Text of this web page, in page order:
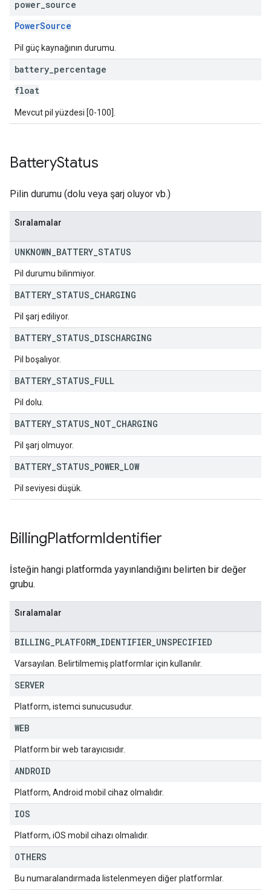
power source
PowerSource
Pil güç kaynağının durumu.
battery percentage
float
Mevcut pil yüzdesi [0-100].
BatteryStatus
Pilin durumu (dolu veya şarj oluyor vb.)
Sıralamalar
UNKNOWN BATTERY STATUS
Pil durumu bilinmiyor.
BATTERY STATUS CHARGING
Pil şarj ediliyor.
BATTERY STATUS DISCHARGING
Pil boşalıyor.
BATTERY STATUS FULL
Pil dolu.
BATTERY STATUS NOT CHARGING
Pil şarj olmuyor.
BATTERY STATUS POWER LOW
Pil seviyesi düşük.
BillingPlatformIdentifier
İsteğin hangi platformda yayınlandığını belirten bir değer
grubu.
Sıralamalar
BILLING PLATFORM IDENTIFIER UNSPECIFIED
Varsayılan. Belirtilmemiş platformlar için kullanılır.
SERVER
Platform, istemci sunucusudur.
WEB
Platform bir web tarayıcısıdır.
ANDROID
Platform, Android mobil cihaz olmalıdır.
IOS
Platform, iOS mobil cihazı olmalıdır.
OTHERS
Bu numaralandırmada listelenmeyen diğer platformlar.